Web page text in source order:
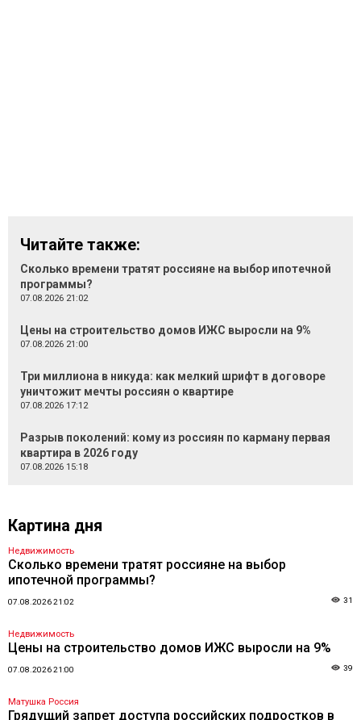
Читайте также:
Сколько времени тратят россияне на выбор ипотечной
программы?
07.08.2026 21:02
Цены на строительство домов ИЖС выросли на 9%
07.08.2026 21:00
Три миллиона в никуда: как мелкий шрифт в договоре
уничтожит мечты россиян о квартире
07.08.2026 17:12
Разрыв поколений: кому из россиян по карману первая
квартира в 2026 году
07.08.2026 15:18
Картина дня
Недвижимость
Сколько времени тратят россияне на выбор
ипотечной программы?
07.08.2026 21:02 31
Недвижимость
Цены на строительство домов ИЖС выросли на 9%
07.08.2026 21:00 39
Матушка Россия
Грядущий запрет доступа российских подростков в